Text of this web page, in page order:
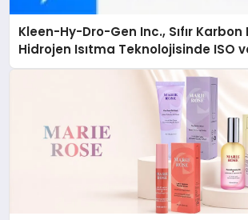
Kleen-Hy-Dro-Gen Inc., Sıfır Karbon
Hidrojen Isıtma Teknolojisinde ISO
Düzenleyici Onaylarını Aldı